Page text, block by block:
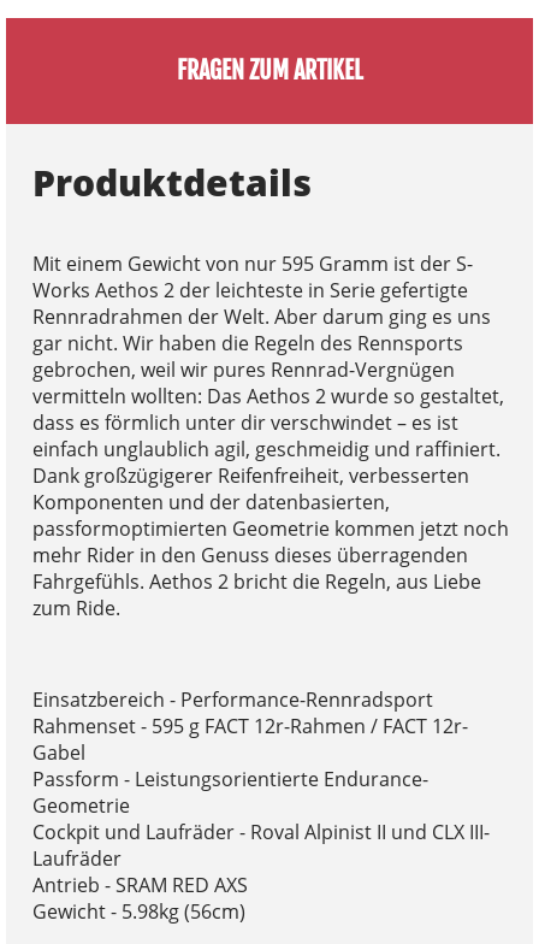
FRAGEN ZUM ARTIKEL
Produktdetails
Mit einem Gewicht von nur 595 Gramm ist der S-
Works Aethos 2 der leichteste in Serie gefertigte
Rennradrahmen der Welt. Aber darum ging es uns
gar nicht. Wir haben die Regeln des Rennsports
gebrochen, weil wir pures Rennrad-Vergnügen
vermitteln wollten: Das Aethos 2 wurde so gestaltet,
dass es förmlich unter dir verschwindet – es ist
einfach unglaublich agil, geschmeidig und raffiniert.
Dank großzügigerer Reifenfreiheit, verbesserten
Komponenten und der datenbasierten,
passformoptimierten Geometrie kommen jetzt noch
mehr Rider in den Genuss dieses überragenden
Fahrgefühls. Aethos 2 bricht die Regeln, aus Liebe
zum Ride.
Einsatzbereich - Performance-Rennradsport
Rahmenset - 595 g FACT 12r-Rahmen / FACT 12r-
Gabel
Passform - Leistungsorientierte Endurance-
Geometrie
Cockpit und Laufräder - Roval Alpinist II und CLX III-
Laufräder
Antrieb - SRAM RED AXS
Gewicht - 5.98kg (56cm)